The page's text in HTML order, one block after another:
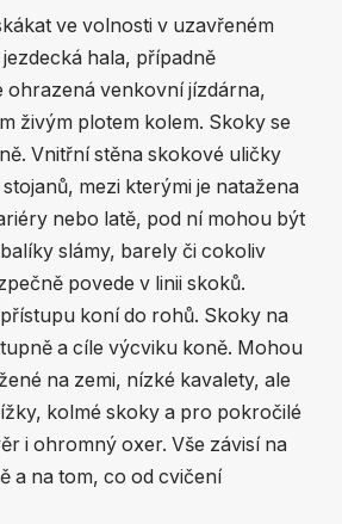
ve volnosti v uzavřeném
hala, případně
ohrazená venkovní jízdárna,
živým plotem kolem. Skoky se
Vnitřní stěna skokové uličky
mezi kterými je natažena
nebo latě, pod ní mohou být
slámy, barely či cokoliv
povede v linii skoků.
koní do rohů. Skoky na
a cíle výcviku koně. Mohou
na zemi, nízké kavalety, ale
kolmé skoky a pro pokročilé
i ohromný oxer. Vše závisí na
a na tom, co od cvičení